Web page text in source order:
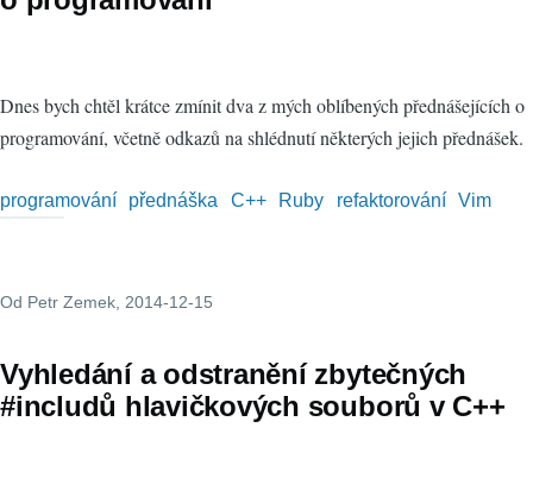
Dnes bych chtěl krátce zmínit dva z mých oblíbených přednášejících o
programování, včetně odkazů na shlédnutí některých jejich přednášek.
programování přednáška C++ Ruby refaktorování Vim
Od Petr Zemek , 2014-12-15
Vyhledání a odstranění zbytečných
#includů hlavičkových souborů v C++